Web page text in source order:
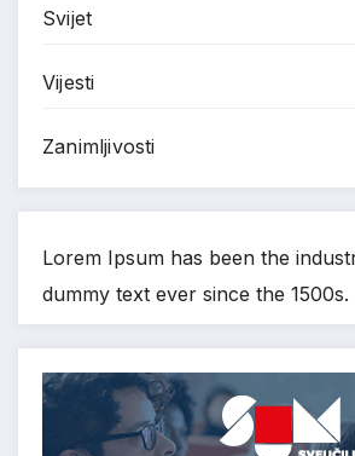
Svijet
Vijesti
Zanimljivosti
Lorem Ipsum has been the
dummy text ever since the 1500s.